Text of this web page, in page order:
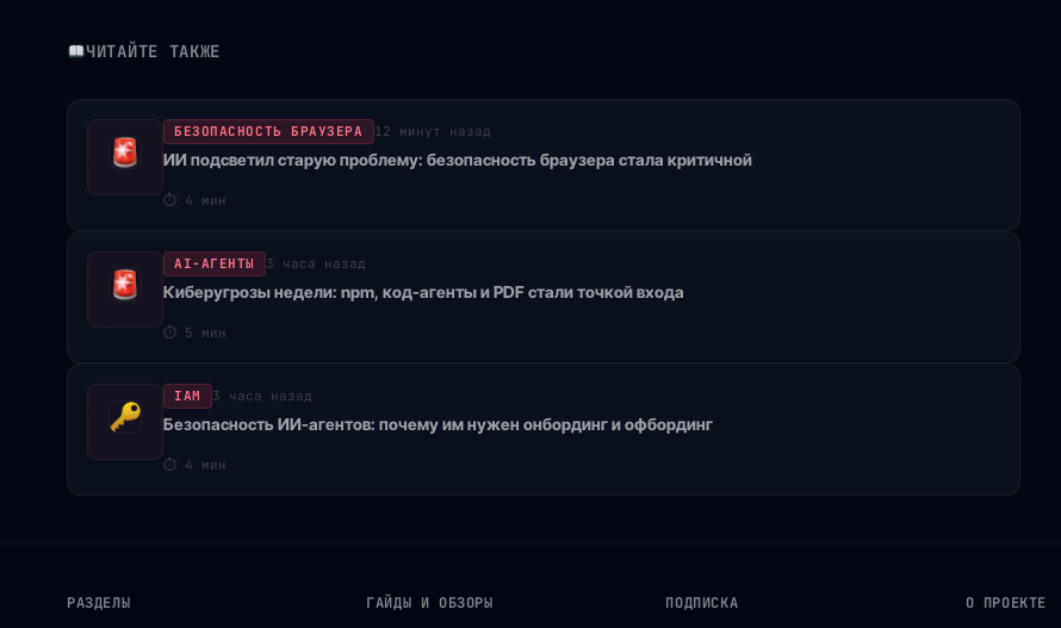
ЧИТАЙТЕ ТАКЖЕ
БЕЗОПАСНОСТЬ БРАУЗЕРА 12 минут назад
ИИ подсветил старую проблему: безопасность браузера стала критичной
⏱ 4 мин
AI-АГЕНТЫ 3 часа назад
Киберугрозы недели: npm, код-агенты и PDF стали точкой входа
⏱ 5 мин
IAM 3 часа назад
Безопасность ИИ-агентов: почему им нужен онбординг и офбординг
⏱ 4 мин
РАЗДЕЛЫ ГАЙДЫ И ОБЗОРЫ ПОДПИСКА О ПРОЕКТЕ